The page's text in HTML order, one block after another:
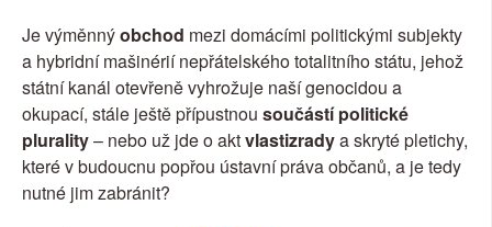
Je výměnný obchod mezi domácími politickými subjekty
a hybridní mašinérií nepřátelského totalitního státu, jehož
státní kanál otevřeně vyhrožuje naší genocidou a
okupací, stále ještě přípustnou součástí politické
plurality – nebo už jde o akt vlastizrady a skryté pletichy,
které v budoucnu popřou ústavní práva občanů, a je tedy
nutné jim zabránit?